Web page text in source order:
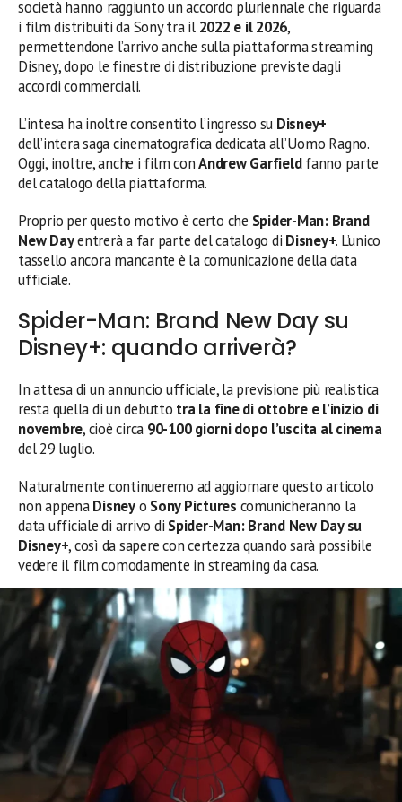
società hanno raggiunto un accordo pluriennale che riguarda
i film distribuiti da Sony tra il 2022 e il 2026,
permettendone l’arrivo anche sulla piattaforma streaming
Disney, dopo le finestre di distribuzione previste dagli
accordi commerciali.
L’intesa ha inoltre consentito l’ingresso su Disney+
dell’intera saga cinematografica dedicata all’Uomo Ragno.
Oggi, inoltre, anche i film conAndrew Garfieldfanno parte
del catalogo della piattaforma.
Proprio per questo motivo è certo che Spider-Man: Brand
New Dayentrerà a far parte del catalogo di Disney+. L’unico
tassello ancora mancante è la comunicazione della data
ufficiale.
Spider-Man: Brand New Day su
Disney+: quando arriverà?
In attesa di un annuncio ufficiale, la previsione più realistica
resta quella di un debutto tra la fine di ottobre e l’inizio di
novembre, cioè circa 90-100 giorni dopo l’uscita al cinema
del 29 luglio.
Naturalmente continueremo ad aggiornare questo articolo
non appenaDisneyo Sony Pictures comunicheranno la
data ufficiale di arrivo di Spider-Man: Brand New Day su
Disney+, così da sapere con certezza quando sarà possibile
vedere il film comodamente in streaming da casa.